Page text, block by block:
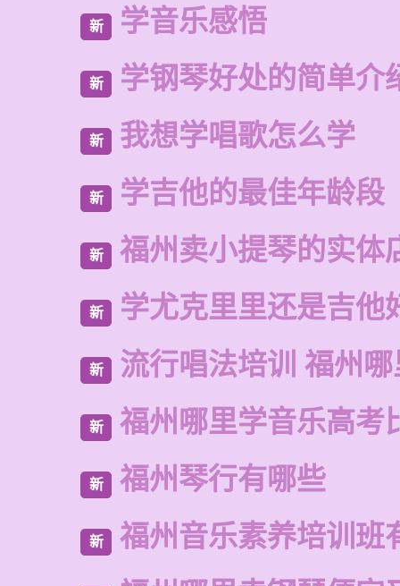
新 学音乐感悟
新 学钢琴好处的简单介
新 我想学唱歌怎么学
新 学吉他的最佳年龄段
新 福州卖小提琴的实体
新 学尤克里里还是吉他
新 流行唱法培训 福州
新 福州哪里学音乐高考
新 福州琴行有哪些
新 福州音乐素养培训班